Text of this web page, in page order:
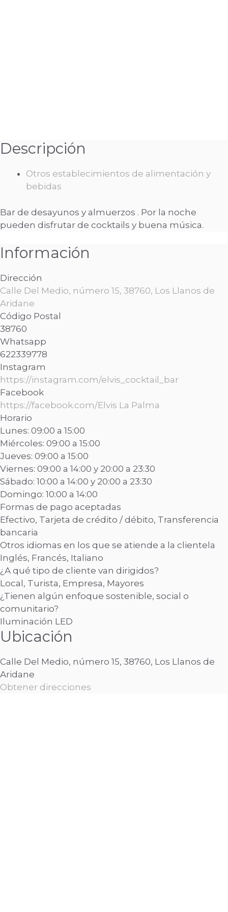
Descripción
Otros establecimientos de alimentación y
bebidas
Bar de desayunos y almuerzos . Por la noche
pueden disfrutar de cocktails y buena música.
Información
Dirección
Calle Del Medio, número 15, 38760, Los Llanos de
Aridane
Código Postal
38760
Whatsapp
622339778
Instagram
https://instagram.com/elvis_cocktail_bar
Facebook
https://facebook.com/Elvis La Palma
Horario
Lunes: 09:00 a 15:00
Miércoles: 09:00 a 15:00
Jueves: 09:00 a 15:00
Viernes: 09:00 a 14:00 y 20:00 a 23:30
Sábado: 10:00 a 14:00 y 20:00 a 23:30
Domingo: 10:00 a 14:00
Formas de pago aceptadas
Efectivo, Tarjeta de crédito / débito, Transferencia
bancaria
Otros idiomas en los que se atiende a la clientela
Inglés, Francés, Italiano
¿A qué tipo de cliente van dirigidos?
Local, Turista, Empresa, Mayores
¿Tienen algún enfoque sostenible, social o
comunitario?
Iluminación LED
Ubicación
Calle Del Medio, número 15, 38760, Los Llanos de
Aridane
Obtener direcciones